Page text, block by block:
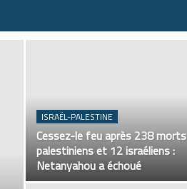
ISRAËL-PALESTINE
Cessez-le feu après 238 morts
palestiniens et 12 israéliens :
Netanyahou a échoué